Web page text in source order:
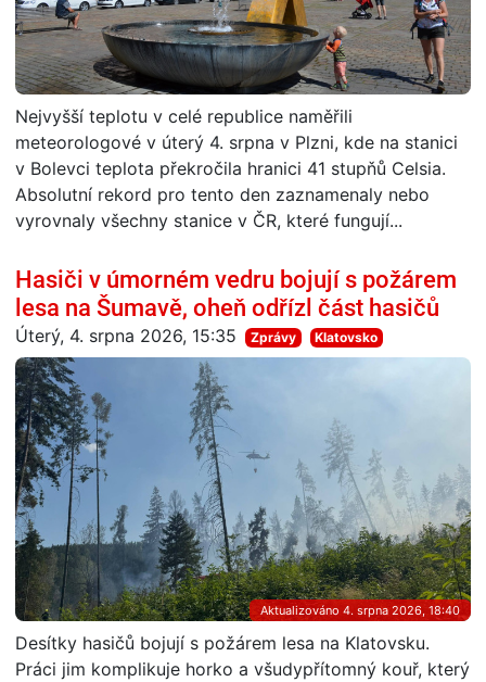
Nejvyšší teplotu v celé republice naměřili
meteorologové v úterý 4. srpna v Plzni, kde na stanici
v Bolevci teplota překročila hranici 41 stupňů Celsia.
Absolutní rekord pro tento den zaznamenaly nebo
vyrovnaly všechny stanice v ČR, které fungují...
Hasiči v úmorném vedru bojují s požárem
lesa na Šumavě, oheň odřízl část hasičů
Úterý, 4. srpna 2026, 15:35 Zprávy Klatovsko
Aktualizováno 4. srpna 2026, 18:40
Desítky hasičů bojují s požárem lesa na Klatovsku.
Práci jim komplikuje horko a všudypřítomný kouř, který